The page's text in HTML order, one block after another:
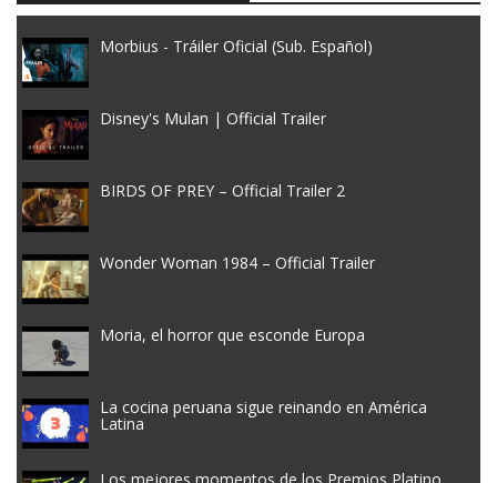
Morbius - Tráiler Oficial (Sub. Español)
Disney's Mulan | Official Trailer
BIRDS OF PREY – Official Trailer 2
Wonder Woman 1984 – Official Trailer
Moria, el horror que esconde Europa
La cocina peruana sigue reinando en América
Latina
Los mejores momentos de los Premios Platino